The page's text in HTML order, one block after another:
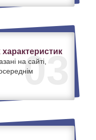
03
характеристик
на сайті,